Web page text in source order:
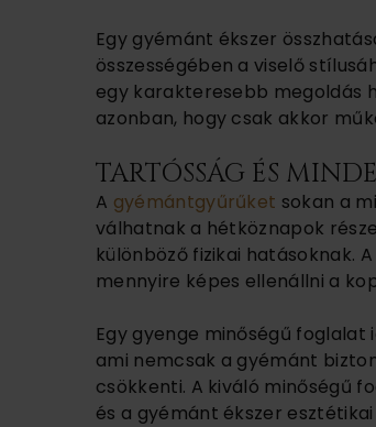
Egy gyémánt ékszer
összességében a viselő
egy karakteresebb megoldás
azonban, hogy csak akkor
TARTÓSSÁG ÉS
A gyémántgyűrűket sokan a
válhatnak a hétköznapok
különböző fizikai hatásoknak.
mennyire képes ellenállni a
Egy gyenge minőségű
ami nemcsak a gyémánt
csökkenti. A kiváló minőségű
és a gyémánt ékszer